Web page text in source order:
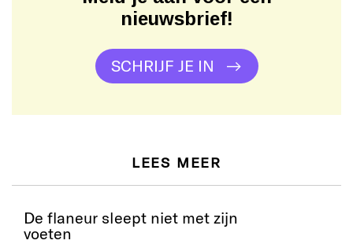
nieuwsbrief!
SCHRIJF JE IN
LEES MEER
De flaneur sleept niet met zijn
voeten